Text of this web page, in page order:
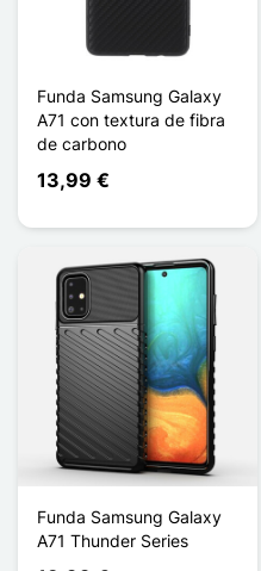
Funda Samsung Galaxy
A71 con textura de fibra
de carbono
13,99 €
Funda Samsung Galaxy
A71 Thunder Series